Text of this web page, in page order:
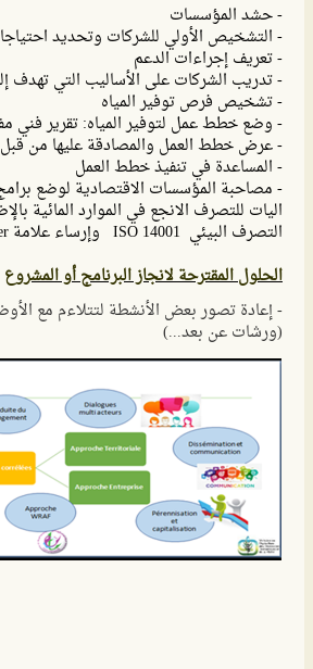
- حشد المؤسسات
- التشخيص الأولي للشركات وتحديد
- تعريف إجراءات الدعم
- تدريب الشركات على الأساليب التي تهدف
- تشخيص فرص توفير المياه
- وضع خطط عمل لتوفير المياه: تقرير فني
- عرض خطط العمل والمصادقة عليها من
- المساعدة في تنفيذ خطط العمل
- مصاحبة المؤسسات الاقتصادية لوضع
اليات للتصرف الانجع في الموارد المائية
التصرف البيئي ISO 14001 وإرساء علامة Water
الحلول المقترحة لانجاز البرنامج أو المشروع
- إعادة تصور بعض الأنشطة لتتلاءم مع
(ورشات عن بعد...)